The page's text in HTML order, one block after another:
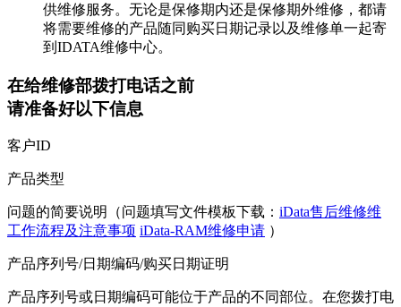
供维修服务。无论是保修期内还是保修期外维修，都请
将需要维修的产品随同购买日期记录以及维修单一起寄
到IDATA维修中心。
在给维修部拨打电话之前
请准备好以下信息
客户ID
产品类型
问题的简要说明（问题填写文件模板下载： iData售后维修维
工作流程及注意事项 iData-RAM维修申请 ）
产品序列号/日期编码/购买日期证明
产品序列号或日期编码可能位于产品的不同部位。在您拨打电